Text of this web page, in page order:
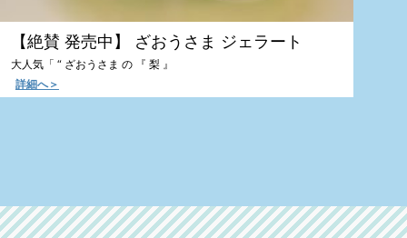
【絶賛 発売中】 ざおうさま ジェラート
大人気「 “ ざおうさま の 『 梨 』
詳細へ＞